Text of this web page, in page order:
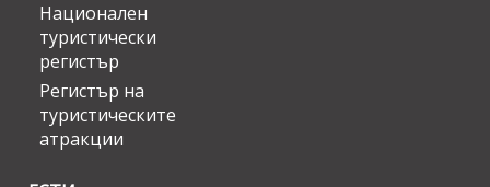
Национален
туристически
регистър
Регистър на
туристическите
атракции